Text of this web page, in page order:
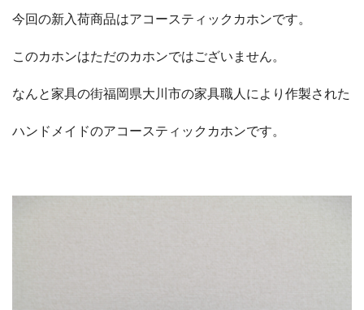
今回の新入荷商品はアコースティックカホンです。
このカホンはただのカホンではございません。
なんと家具の街福岡県大川市の家具職人により作製された
ハンドメイドのアコースティックカホンです。